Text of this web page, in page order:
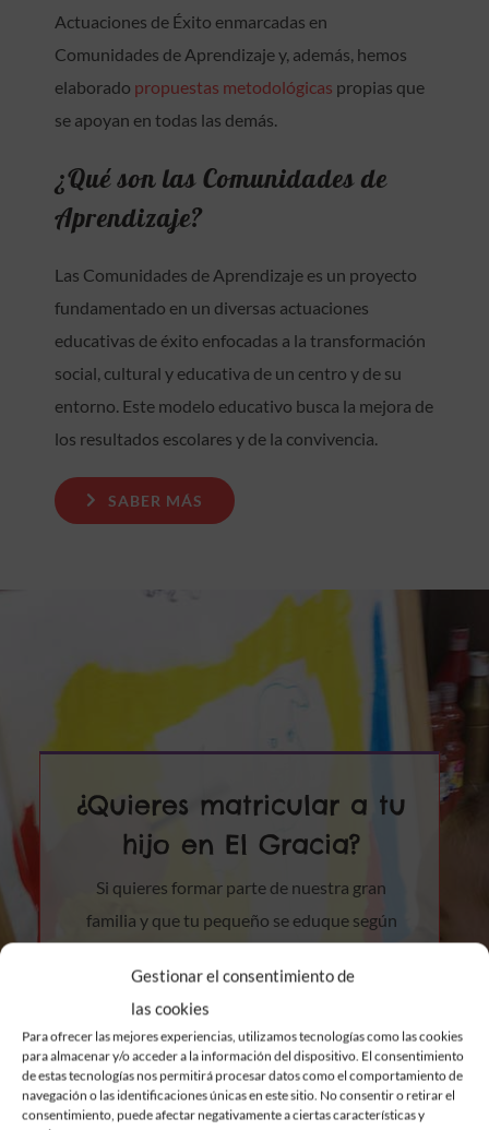
Gestionar el consentimiento de
las cookies
Para ofrecer las mejores experiencias, utilizamos tecnologías como las cookies
para almacenar y/o acceder a la información del dispositivo. El consentimiento
de estas tecnologías nos permitirá procesar datos como el comportamiento de
navegación o las identificaciones únicas en este sitio. No consentir o retirar el
consentimiento, puede afectar negativamente a ciertas características y
Actuaciones de Éxito enmarcadas en
Comunidades de Aprendizaje y, además, hemos
elaborado propuestas metodológicas propias que
se apoyan en todas las demás.
¿Qué son las Comunidades de
Aprendizaje?
Las Comunidades de Aprendizaje es un proyecto
fundamentado en un diversas actuaciones
educativas de éxito enfocadas a la transformación
social, cultural y educativa de un centro y de su
entorno. Este modelo educativo busca la mejora de
los resultados escolares y de la convivencia.
SABER MÁS
¿Quieres matricular a tu
hijo en El Gracia?
Si quieres formar parte de nuestra gran
familia y que tu pequeño se eduque según
explicamos cómo hacerlo.
MÁS INFORMACIÓN SOBRE LA
MATRÍCULA